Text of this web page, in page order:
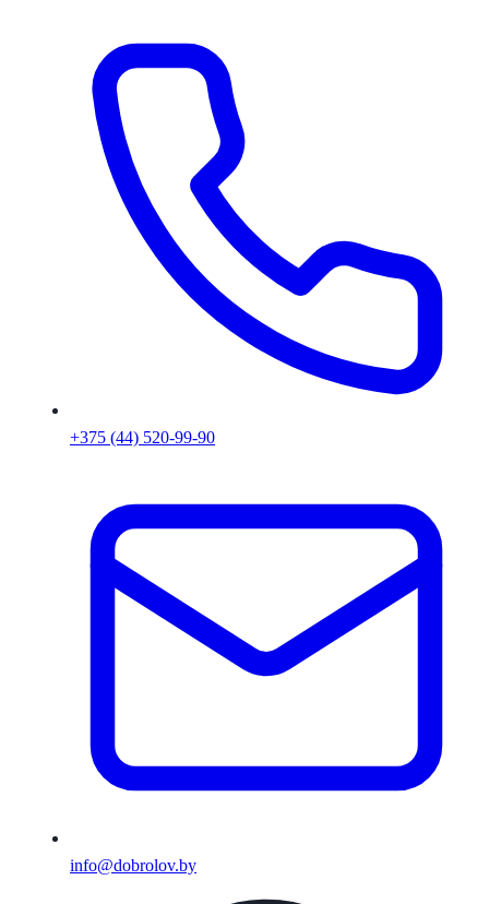
+375 (44) 520-99-90
info@dobrolov.by